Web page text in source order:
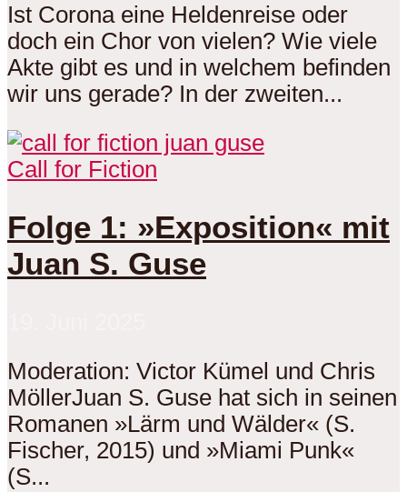
Ist Corona eine Heldenreise oder
doch ein Chor von vielen? Wie viele
Akte gibt es und in welchem befinden
wir uns gerade? In der zweiten...
Call for Fiction
Folge 1: »Exposition« mit
Juan S. Guse
Moderation: Victor Kümel und Chris
MöllerJuan S. Guse hat sich in seinen
Romanen »Lärm und Wälder« (S.
Fischer, 2015) und »Miami Punk«
(S...